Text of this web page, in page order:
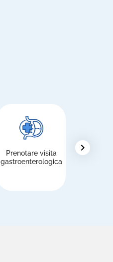
Prenotare visita
gastroenterologica
chevron_right